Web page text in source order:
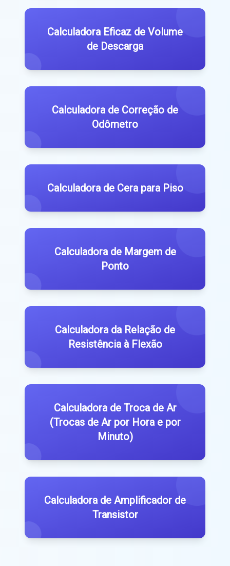
Calculadora Eficaz de Volume
de Descarga
Calculadora de Correção de
Odômetro
Calculadora de Cera para Piso
Calculadora de Margem de
Ponto
Calculadora da Relação de
Resistência à Flexão
Calculadora de Troca de Ar
(Trocas de Ar por Hora e por
Minuto)
Calculadora de Amplificador de
Transistor